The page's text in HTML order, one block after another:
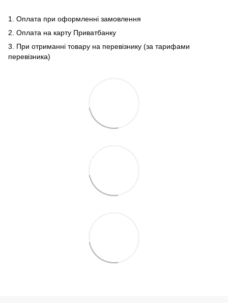
1. Оплата при оформленні замовлення
2. Оплата на карту Приватбанку
3. При отриманні товару на перевізнику (за тарифами
перевізника)